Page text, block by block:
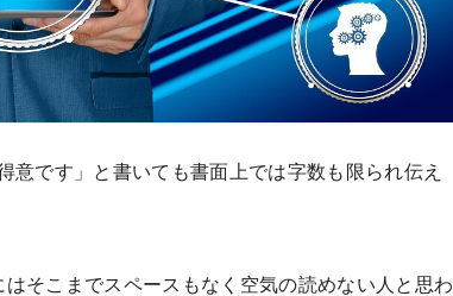
です」と書いても書面上では字数も限られ伝え
そこまでスペースもなく空気の読めない人と思わ